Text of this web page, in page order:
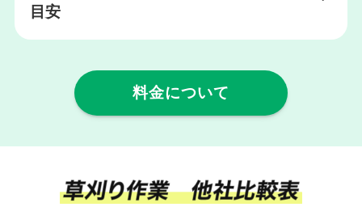
目安
料金について